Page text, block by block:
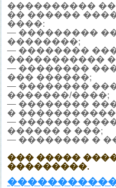
����������
�� ������
����:
— ���������
��������;
— ��������
�����������
— ��������
��� ������;
— ��������
�������/����;
— ��������
�
— �������
������ � ���;
— �������� �
��� �����
���������.